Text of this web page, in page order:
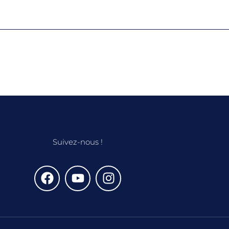
Suivez-nous !